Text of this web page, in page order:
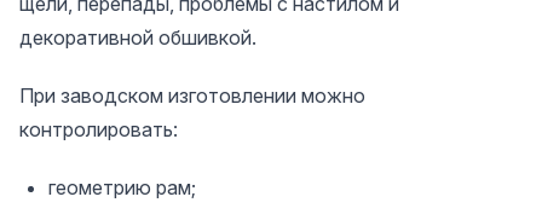
декоративной обшивкой.
При заводском изготовлении можно
контролировать:
геометрию рам;